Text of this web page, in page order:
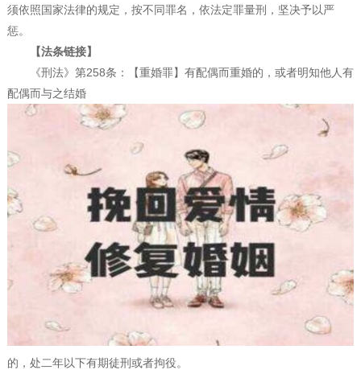
须依照国家法律的规定，按不同罪名，依法定罪量刑，坚决予以严
惩。
【法条链接】
《刑法》第258条：【重婚罪】有配偶而重婚的，或者明知他人有
配偶而与之结婚
的，处二年以下有期徒刑或者拘役。